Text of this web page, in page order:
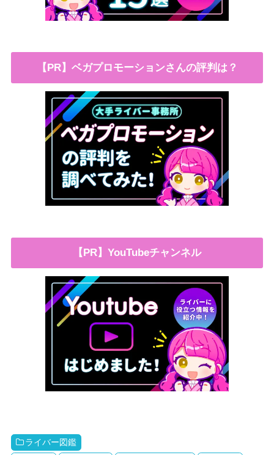
【PR】ベガプロモーションさんの評判は？
【PR】YouTubeチャンネル
ライバー図鑑